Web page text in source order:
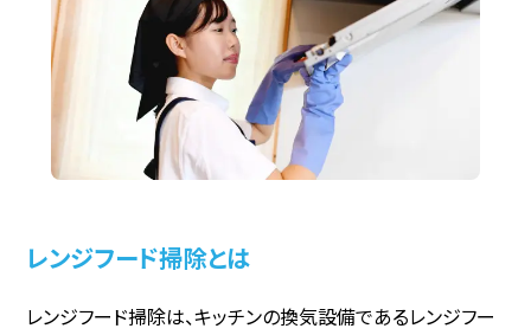
レンジフード掃除とは
レンジフード掃除は、キッチンの換気設備であるレンジフー